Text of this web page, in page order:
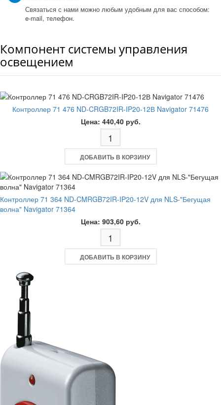
Связаться с нами можно любым удобным для вас способом:
e-mail, телефон.
Компонент системы управления
освещением
Контроллер 71 476 ND-CRGB72IR-IP20-12В Navigator 71476
Цена: 440,40 руб.
ДОБАВИТЬ В КОРЗИНУ
Контроллер 71 364 ND-CMRGB72IR-IP20-12V для NLS-"Бегущая
волна" Navigator 71364
Цена: 903,60 руб.
ДОБАВИТЬ В КОРЗИНУ